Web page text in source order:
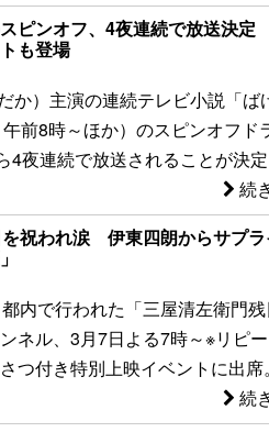
スピンオフ、4夜連続で放送決
も登場
か）主演の連続テレビ小説「ば
前8時～ほか）のスピンオフド
夜連続で放送されることが決定
続
祝われ涙 伊東四朗からサプ
内で行われた「三屋清左衛門
ネル、3月7日よる7時～※リピ
つ付き特別上映イベントに出席。
続